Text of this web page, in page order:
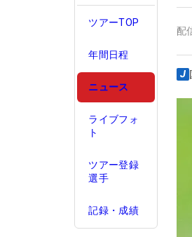
ツアーTOP
年間日程
ニュース
ライブフォ
ト
ツアー登録
選手
記録・成績
配